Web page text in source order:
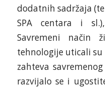
dodatnih sadržaja
SPA centara i
Savremeni način
tehnologije uticali su
zahteva
razvijalo se i